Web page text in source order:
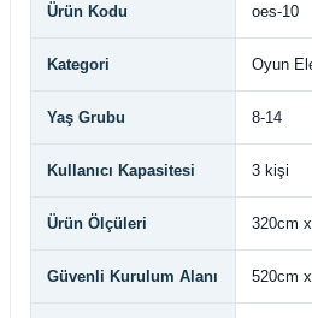
Ürün Kodu oes-10
Kategori Oyun
Yaş Grubu 8-14
Kullanıcı Kapasitesi 3 kişi
Ürün Ölçüleri 320cm
Güvenli Kurulum Alanı 520cm